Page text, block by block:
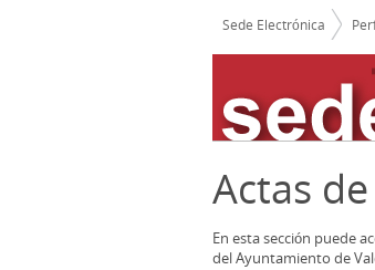
CAMINO DE MIGAS
Sede Electrónica
Actas
En esta sección puede
del Ayuntamiento de